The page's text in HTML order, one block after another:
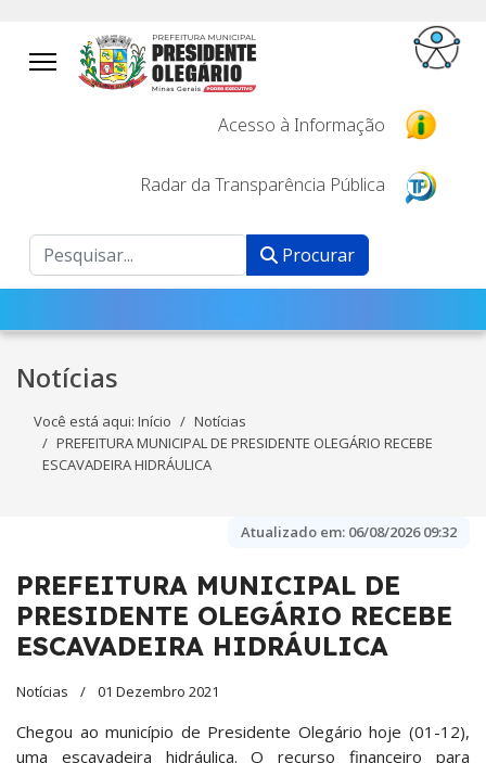
Acesso à Informação
Radar da Transparência Pública
Procurar Procurar
Notícias
Você está aqui: Início
Notícias
PREFEITURA MUNICIPAL DE PRESIDENTE OLEGÁRIO RECEBE
ESCAVADEIRA HIDRÁULICA
Atualizado em: 06/08/2026 09:32
PREFEITURA MUNICIPAL DE
PRESIDENTE OLEGÁRIO RECEBE
ESCAVADEIRA HIDRÁULICA
Notícias 01 Dezembro 2021
Chegou ao município de Presidente Olegário hoje (01-12),
uma escavadeira hidráulica. O recurso financeiro para